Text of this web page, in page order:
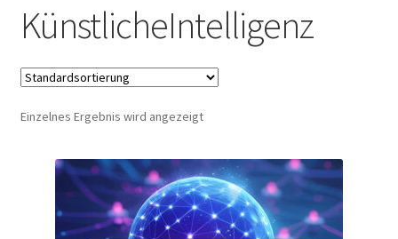
KünstlicheIntelligenz
Einzelnes Ergebnis wird angezeigt